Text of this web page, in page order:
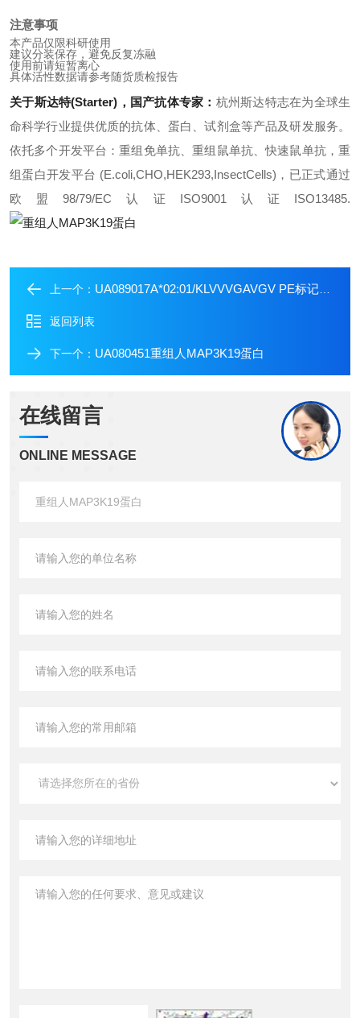
注意事项
本产品仅限科研使用
建议分装保存，避免反复冻融
使用前请短暂离心
具体活性数据请参考随货质检报告
关于斯达特(Starter)，国产抗体专家： 杭州斯达特志在为全球生
命科学行业提供优质的抗体、蛋白、试剂盒等产品及研发服务。
依托多个开发平台：重组免单抗、重组鼠单抗、快速鼠单抗，重
组蛋白开发平台 (E.coli,CHO,HEK293,InsectCells)，已正式通过
欧盟98/79/EC认证ISO9001认证ISO13485.
上一个： UA089017A*02:01/KLVVVGAVGV PE标记四聚体
返回列表
下一个： UA080451重组人MAP3K19蛋白
在线留言
ONLINE MESSAGE